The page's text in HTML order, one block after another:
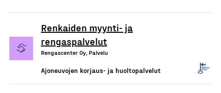
Renkaiden myynti- ja
rengaspalvelut
Rengascenter Oy, Palvelu
Ajoneuvojen korjaus- ja huoltopalvelut